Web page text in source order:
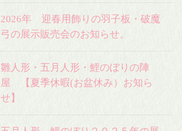
2026年 迎春用飾りの羽子板・破魔
弓の展示販売会のお知らせ。
雛人形・五月人形・鯉のぼりの陣
屋 【夏季休暇(お盆休み）お知ら
せ】